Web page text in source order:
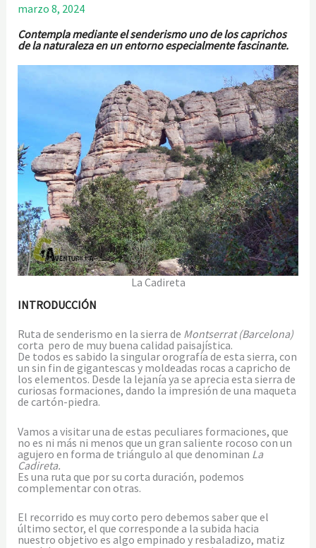
marzo 8, 2024
Contempla mediante el senderismo uno de los caprichos
de la naturaleza en un entorno especialmente fascinante.
La Cadireta
INTRODUCCIÓN
Ruta de senderismo en la sierra de Montserrat (Barcelona)
corta pero de muy buena calidad paisajística.
De todos es sabido la singular orografía de esta sierra, con
un sin fin de gigantescas y moldeadas rocas a capricho de
los elementos. Desde la lejanía ya se aprecia esta sierra de
curiosas formaciones, dando la impresión de una maqueta
de cartón-piedra.
Vamos a visitar una de estas peculiares formaciones, que
no es ni más ni menos que un gran saliente rocoso con un
agujero en forma de triángulo al que denominan La
Cadireta.
Es una ruta que por su corta duración, podemos
complementar con otras.
El recorrido es muy corto pero debemos saber que el
último sector, el que corresponde a la subida hacia
nuestro objetivo es algo empinado y resbaladizo, matiz